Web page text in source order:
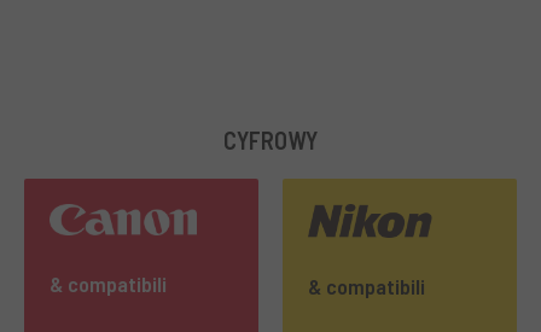
CYFROWY
& compatibili & compatibili